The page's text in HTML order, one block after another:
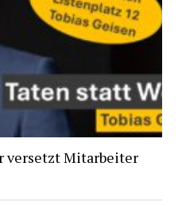
versetzt Mitarbeiter